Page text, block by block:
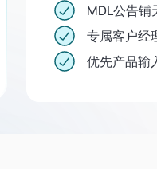
MDL公告铺
专属客户经
优先产品输